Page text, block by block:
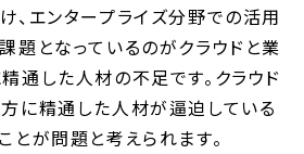
、エンタープライズ分野での活用
題となっているのがクラウドと業
通した人材の不足です。クラウド
に精通した人材が逼迫している
とが問題と考えられます。